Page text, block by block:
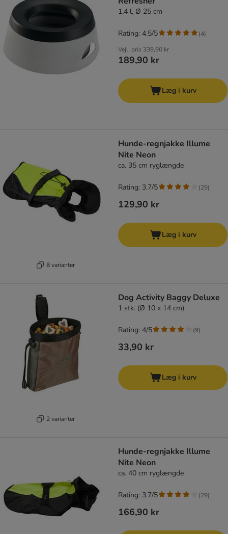
1,4 l, Ø 25 cm
Vejl. pris 339,90 kr
189,90 kr
Rating: 4.5/5 (4)
Læg i kurv
8 varianter
Hunde-regnjakke Illume
Nite Neon
ca. 35 cm ryglængde
129,90 kr
Rating: 3.7/5 (29)
Læg i kurv
2 varianter
Dog Activity Baggy Deluxe
1 stk. (Ø 10 x 14 cm)
33,90 kr
Rating: 4/5 (9)
Læg i kurv
Hunde-regnjakke Illume
Nite Neon
ca. 40 cm ryglængde
166,90 kr
Rating: 3.7/5 (29)